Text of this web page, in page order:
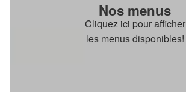
Nos menus
Cliquez ici pour afficher
les menus disponibles!